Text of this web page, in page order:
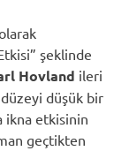
şeklinde
Hovland ileri
düzeyi düşük bir
ikna etkisinin
geçtikten